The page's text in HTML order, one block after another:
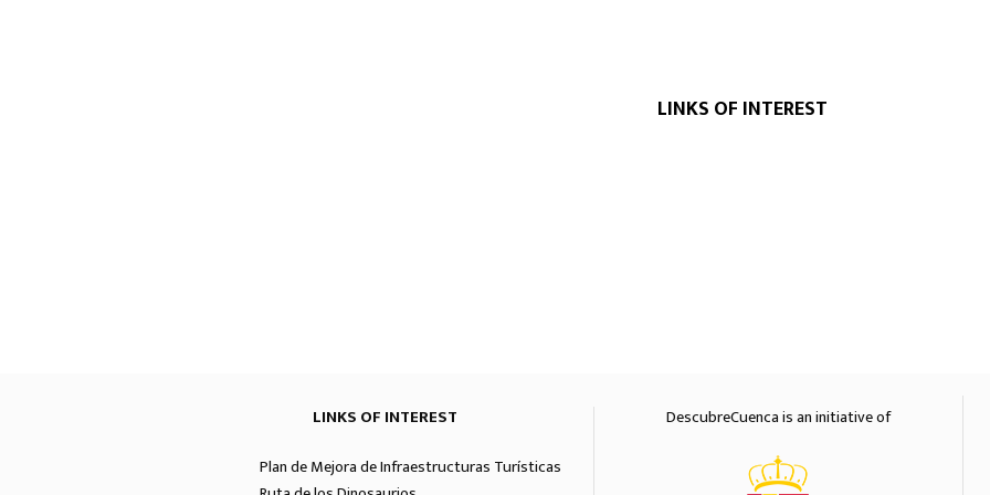
LINKS OF INTEREST
LINKS OF INTEREST
Plan de Mejora de Infraestructuras Turísticas
DescubreCuenca is an initiative of